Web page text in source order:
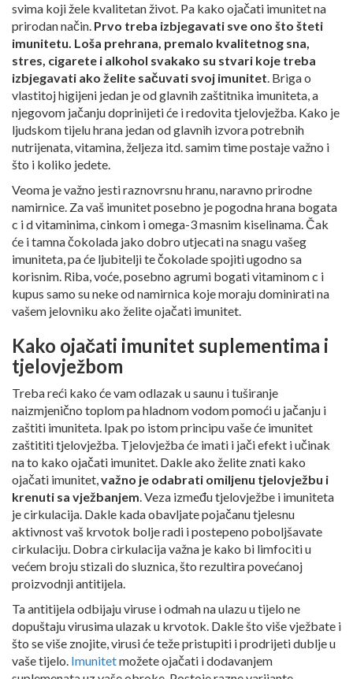
svima koji žele kvalitetan život. Pa kako ojačati imunitet na
prirodan način. Prvo treba izbjegavati sve ono što šteti
imunitetu. Loša prehrana, premalo kvalitetnog sna,
stres, cigarete i alkohol svakako su stvari koje treba
izbjegavati ako želite sačuvati svoj imunitet. Briga o
vlastitoj higijeni jedan je od glavnih zaštitnika imuniteta, a
njegovom jačanju doprinijeti će i redovita tjelovježba. Kako je
ljudskom tijelu hrana jedan od glavnih izvora potrebnih
nutrijenata, vitamina, željeza itd. samim time postaje važno i
što i koliko jedete.
Veoma je važno jesti raznovrsnu hranu, naravno prirodne
namirnice. Za vaš imunitet posebno je pogodna hrana bogata
c i d vitaminima, cinkom i omega-3 masnim kiselinama. Čak
će i tamna čokolada jako dobro utjecati na snagu vašeg
imuniteta, pa će ljubitelji te čokolade spojiti ugodno sa
korisnim. Riba, voće, posebno agrumi bogati vitaminom c i
kupus samo su neke od namirnica koje moraju dominirati na
vašem jelovniku ako želite ojačati imunitet.
Kako ojačati imunitet suplementima i
tjelovježbom
Treba reći kako će vam odlazak u saunu i tuširanje
naizmjenično toplom pa hladnom vodom pomoći u jačanju i
zaštiti imuniteta. Ipak po istom principu vaše će imunitet
zaštititi tjelovježba. Tjelovježba će imati i jači efekt i učinak
na to kako ojačati imunitet. Dakle ako želite znati kako
ojačati imunitet,važno je odabrati omiljenu tjelovježbu i
krenuti sa vježbanjem. Veza između tjelovježbe i imuniteta
je cirkulacija. Dakle kada obavljate pojačanu tjelesnu
aktivnost vaš krvotok bolje radi i postepeno poboljšavate
cirkulaciju. Dobra cirkulacija važna je kako bi limfociti u
većem broju stizali do sluznica, što rezultira povećanoj
proizvodnji antitijela.
Ta antitijela odbijaju viruse i odmah na ulazu u tijelo ne
dopuštaju virusima ulazak u krvotok. Dakle što više vježbate i
što se više znojite, virusi će teže pristupiti i prodrijeti dublje u
vaše tijelo. Imunitetmožete ojačati i dodavanjem